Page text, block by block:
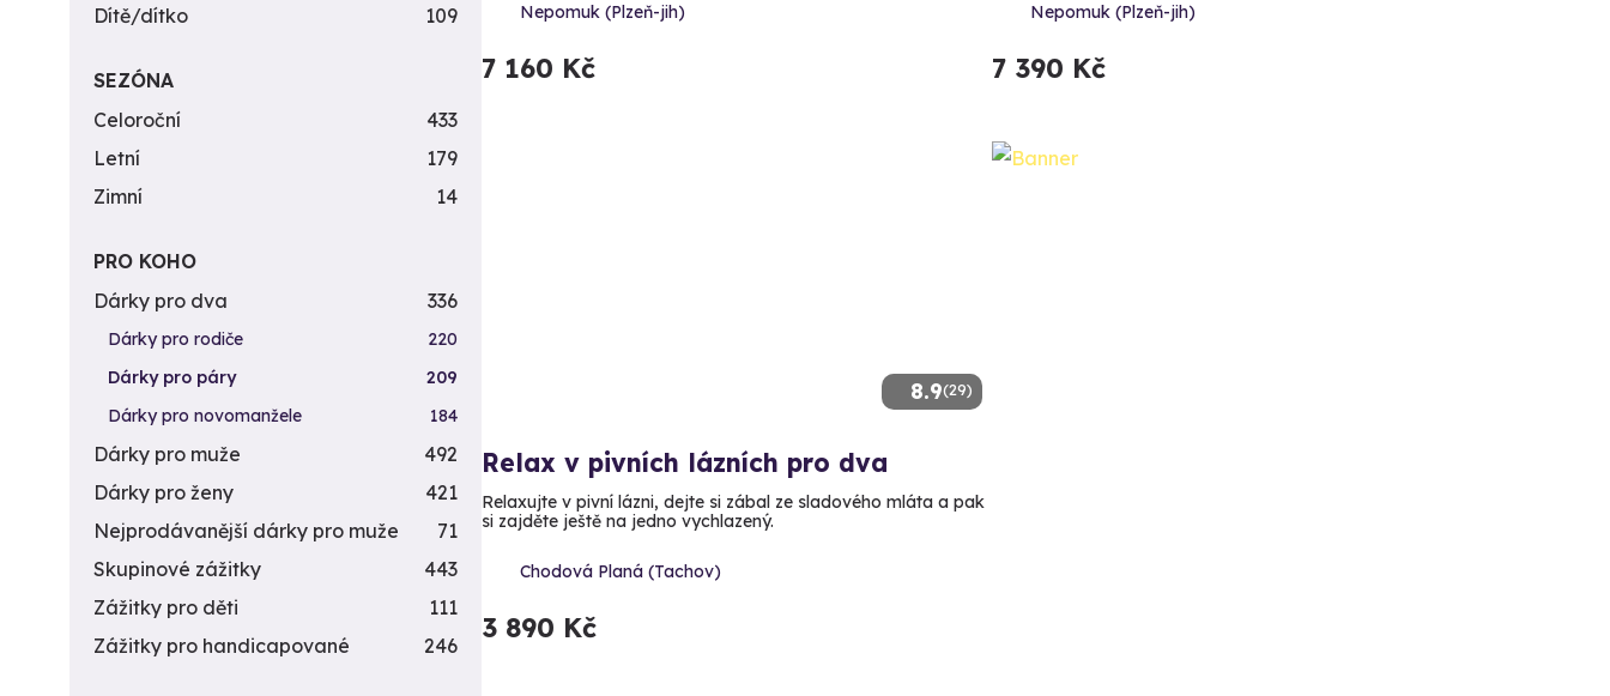
Nepomuk (Plzeň-jih)
7 160 Kč
Nepomuk (Plzeň-jih)
7 390 Kč
8.9(29)
Relax v pivních lázních pro dva
Relaxujte v pivní lázni, dejte si zábal ze sladového mláta a pak
si zajděte ještě na jedno vychlazený.
Chodová Planá (Tachov)
3 890 Kč
Dítě/dítko
109
SEZÓNA
Celoroční
433
Letní
179
Zimní
14
PRO KOHO
Dárky pro dva
336
Dárky pro rodiče
220
Dárky pro páry
209
Dárky pro novomanžele
184
Dárky pro muže
492
Dárky pro ženy
421
Nejprodávanější dárky pro muže
71
Skupinové zážitky
443
Zážitky pro děti
111
Zážitky pro handicapované
246